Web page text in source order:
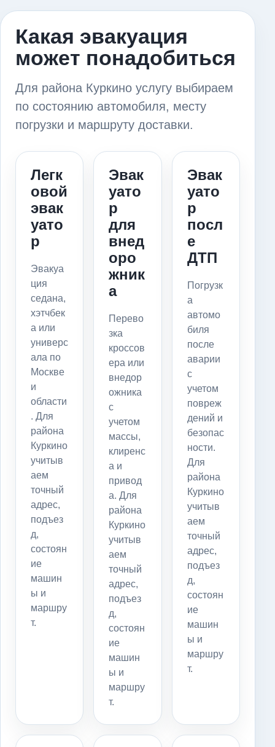
Какая эвакуация
может понадобиться
Для района Куркино услугу выбираем
по состоянию автомобиля, месту
погрузки и маршруту доставки.
Легк
овой
эвак
уато
р
Эвакуа
ция
седана,
хэтчбек
а или
универс
ала по
Москве
и
области
. Для
района
Куркино
учитыв
аем
точный
адрес,
подъез
д,
состоян
ие
машин
ы и
маршру
т.
Эвак
уато
р
для
внед
оро
жник
а
Перево
зка
кроссов
ера или
внедор
ожника
с
учетом
массы,
клиренс
а и
привод
а. Для
района
Куркино
учитыв
аем
точный
адрес,
подъез
д,
состоян
ие
машин
ы и
маршру
т.
Эвак
уато
р
посл
е
ДТП
Погрузк
а
автомо
биля
после
аварии
с
учетом
повреж
дений и
безопас
ности.
Для
района
Куркино
учитыв
аем
точный
адрес,
подъез
д,
состоян
ие
машин
ы и
маршру
т.